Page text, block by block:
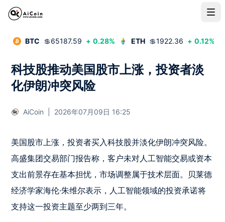
BTC 💲65187.59 + 0.28% ETH 💲1922.36 + 0.12%
科技股推动美国股市上涨，投资者淡
化伊朗冲突风险
AiCoin 2026年07月09日 16:25
美国股市上涨，投资者买入科技股并淡化伊朗冲突风险。
高盛集团交易部门报告称，客户未对人工智能交易或资本
支出前景存在基本担忧，市场调整属于技术层面。贝莱德
经济学家海伦·朱维尔表示，人工智能领域的投资承诺将
支持这一投资主题至少两到三年。